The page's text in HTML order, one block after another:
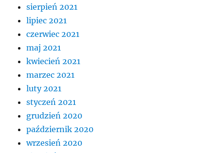
sierpień 2021
lipiec 2021
czerwiec 2021
maj 2021
kwiecień 2021
marzec 2021
luty 2021
styczeń 2021
grudzień 2020
październik 2020
wrzesień 2020